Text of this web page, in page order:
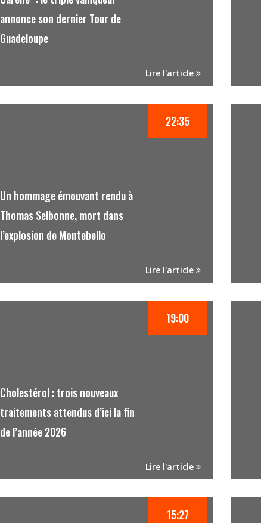
annonce son dernier Tour de
Guadeloupe
Lire l'article
Un hommage émouvant rendu à
Thomas Selbonne, mort dans
l’explosion de Montebello
22:35
Lire l'article
Cholestérol : trois nouveaux
traitements attendus d’ici la fin
de l’année 2026
19:00
Lire l'article
15:27